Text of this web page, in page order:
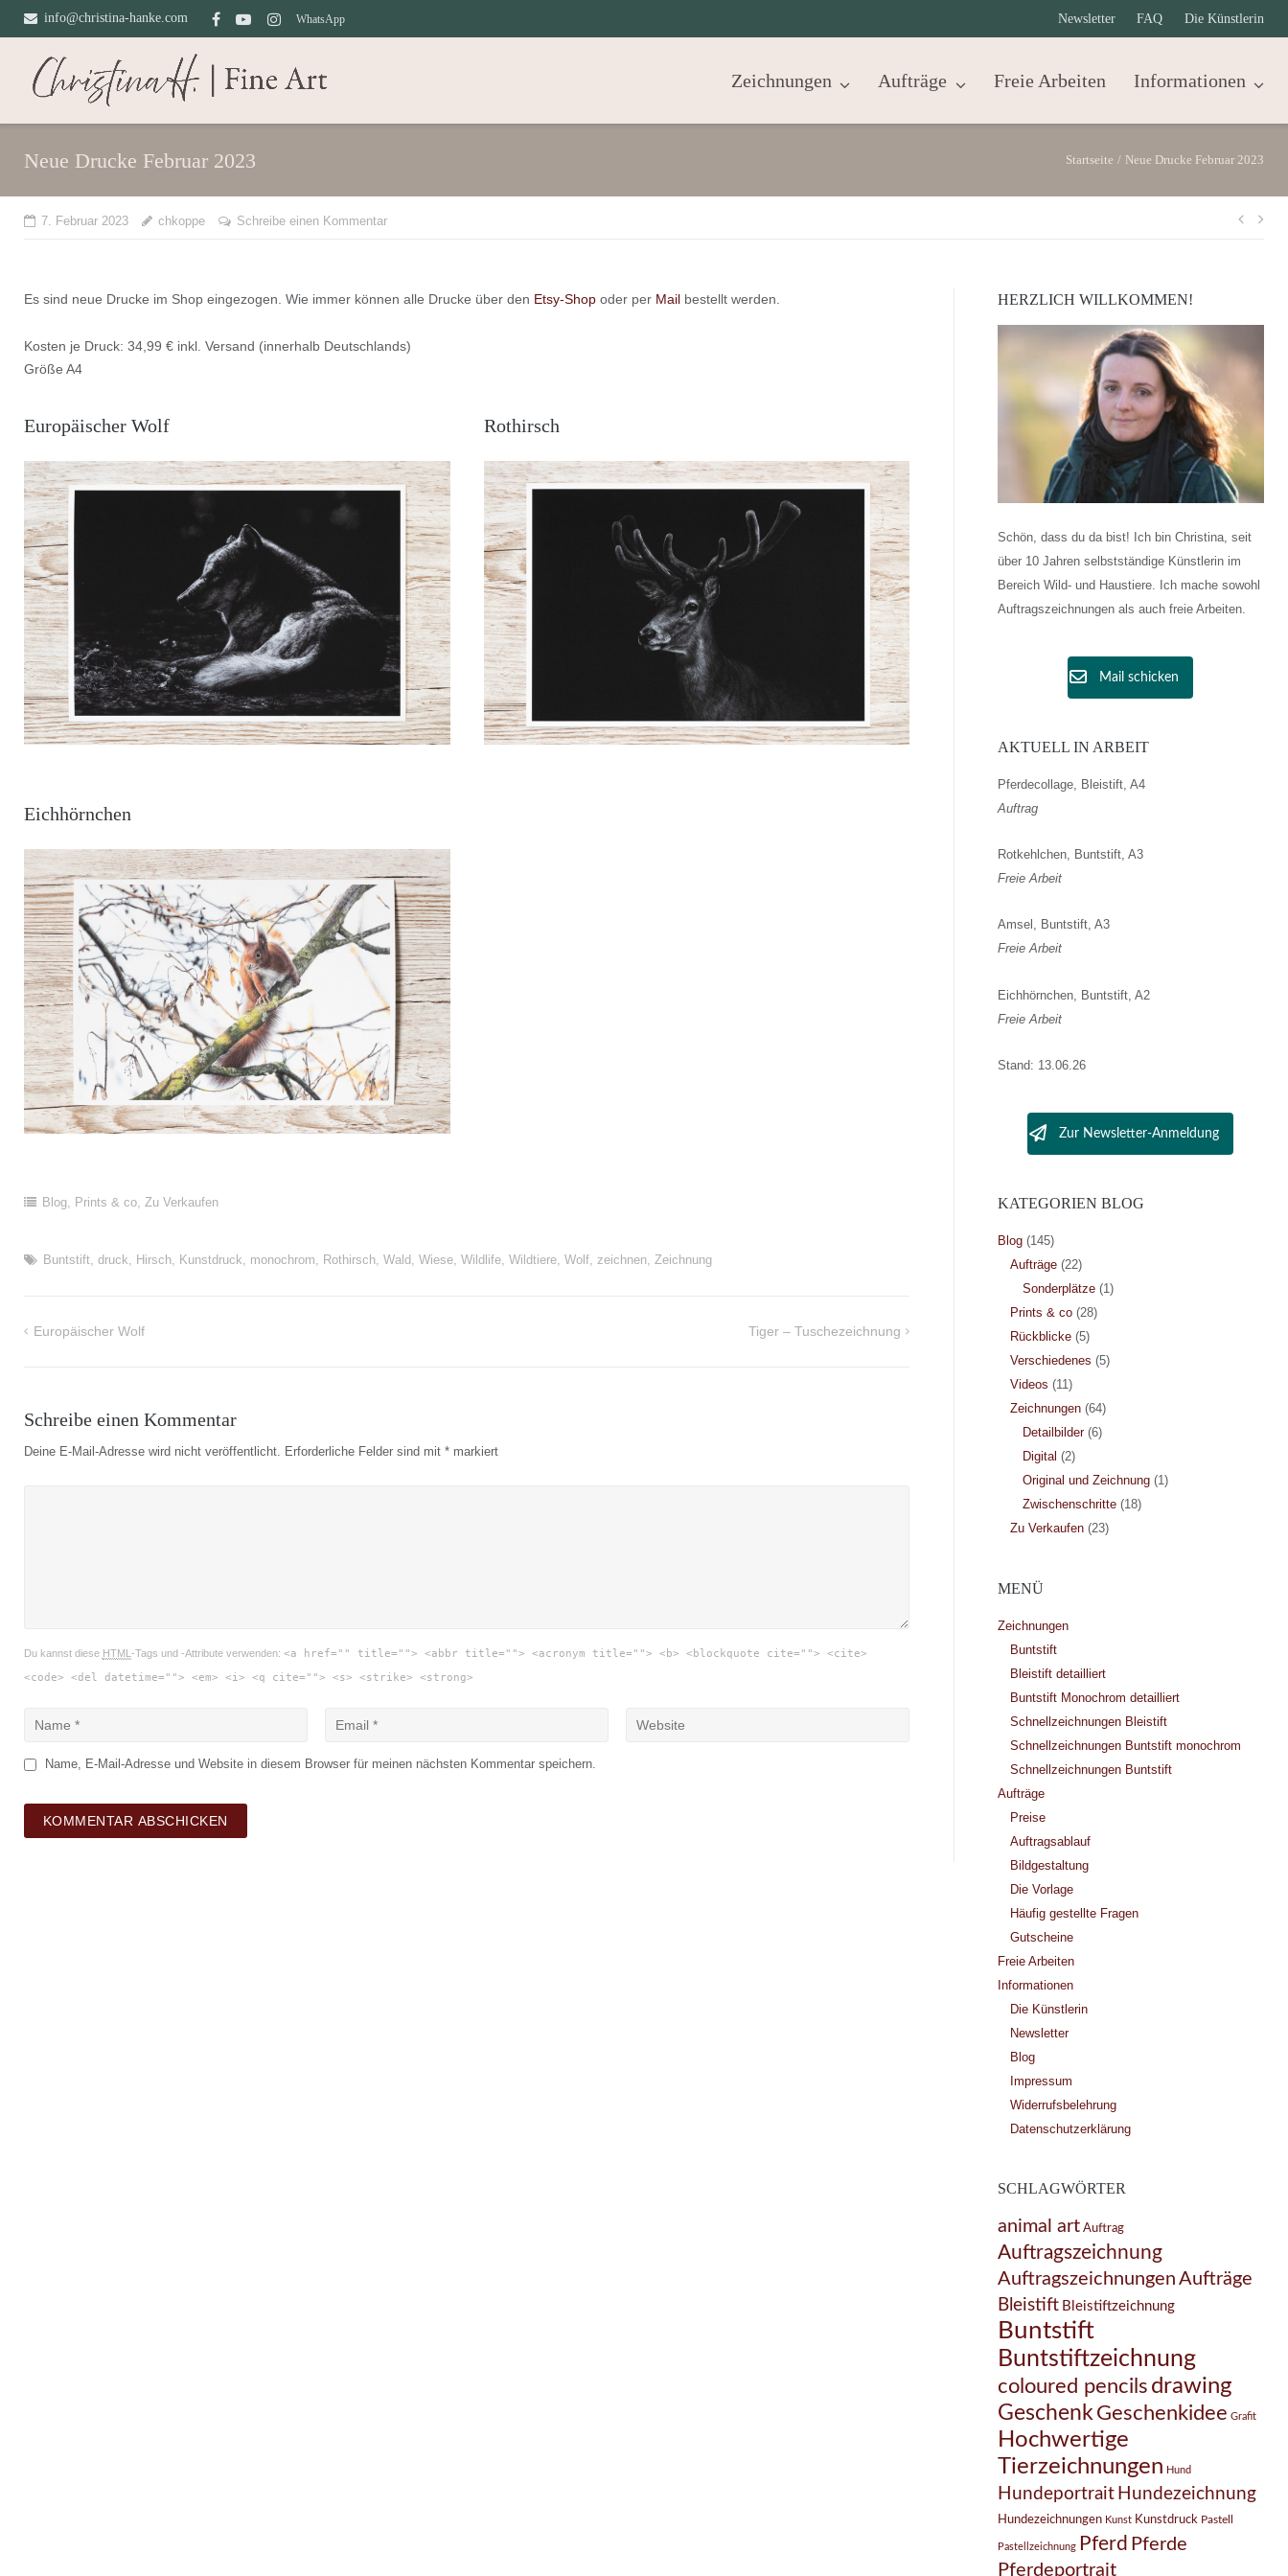
Direkt
info@christina-hanke.com WhatsApp Newsletter FAQ Die Künstlerin
Zeichnungen Aufträge Freie Arbeiten Informationen
Neue Drucke Februar 2023 Startseite / Neue Drucke Februar 2023
7. Februar 2023 chkoppe Schreibe einen Kommentar
Es sind neue Drucke im Shop eingezogen. Wie immer können alle Drucke über den Etsy-Shopoder per Mailbestellt werden.
Kosten je Druck: 34,99 € inkl. Versand (innerhalb Deutschlands)
Größe A4
Europäischer Wolf
Eichhörnchen
Rothirsch
Blog, Prints & co, Zu Verkaufen
Buntstift, druck, Hirsch, Kunstdruck, monochrom, Rothirsch, Wald , Wiese, Wildlife, Wildtiere, Wolf, zeichnen, Zeichnung
Beitragsnavigation
Europäischer Wolf Tiger – Tuschezeichnung
Schreibe einen Kommentar
Deine E-Mail-Adresse wird nicht veröffentlicht. Erforderliche Felder sind mit *markiert
Du kannst diese HTML -Tags und -Attribute verwenden: <a href="" title=""> <abbr title=""> <acronym title=""> <b> <blockquote cite=""> <cite>
<code> <del datetime=""> <em> <i> <q cite=""> <s> <strike> <strong>
Name, E-Mail-Adresse und Website in diesem Browser für meinen nächsten Kommentar speichern.
HERZLICH WILLKOMMEN!
Schön, dass du da bist! Ich bin Christina, seit
über 10 Jahren selbstständige Künstlerin im
Bereich Wild- und Haustiere. Ich mache sowohl
Auftragszeichnungen als auch freie Arbeiten.
Mail schicken
AKTUELL IN ARBEIT
Pferdecollage, Bleistift, A4
Auftrag
Rotkehlchen, Buntstift, A3
Freie Arbeit
Amsel, Buntstift, A3
Freie Arbeit
Eichhörnchen, Buntstift, A2
Freie Arbeit
Stand: 13.06.26
Zur Newsletter-Anmeldung
KATEGORIEN BLOG
Blog(145)
Aufträge(22)
Sonderplätze(1)
Prints & co(28)
Rückblicke(5)
Verschiedenes (5)
Videos (11)
Zeichnungen(64)
Detailbilder(6)
Digital (2)
Original und Zeichnung(1)
Zwischenschritte(18)
Zu Verkaufen(23)
MENÜ
Zeichnungen
Buntstift
Bleistift detailliert
Buntstift Monochrom detailliert
Schnellzeichnungen Bleistift
Schnellzeichnungen Buntstift monochrom
Schnellzeichnungen Buntstift
Aufträge
Preise
Auftragsablauf
Bildgestaltung
Die Vorlage
Häufig gestellte Fragen
Gutscheine
Freie Arbeiten
Informationen
Die Künstlerin
Newsletter
Blog
Impressum
Widerrufsbelehrung
Datenschutzerklärung
SCHLAGWÖRTER
animal art Auftrag
Auftragszeichnung
Auftragszeichnungen Aufträge
Bleistift Bleistiftzeichnung
Buntstift
Buntstiftzeichnung
coloured pencils drawing
Geschenk Geschenkidee Grafit
Hochwertige
Tierzeichnungen Hund
Hundeportrait Hundezeichnung
Hundezeichnungen Kunst Kunstdruck Pastell
Pastellzeichnung Pferd Pferde
Pferdeportrait